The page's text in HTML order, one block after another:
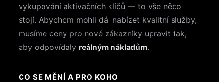
vykupování aktivačních klíčů — to vše něco
stojí. Abychom mohli dál nabízet kvalitní služby,
musíme ceny pro nové zákazníky upravit tak,
aby odpovídaly reálným nákladům.
CO SE MĚNÍ A PRO KOHO